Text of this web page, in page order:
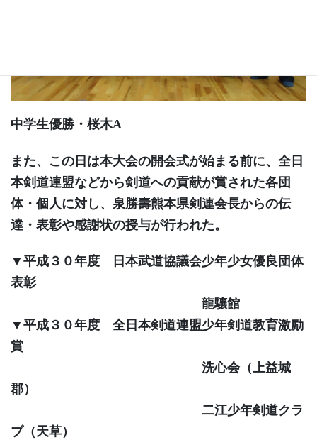
中学生優勝・桜木A
また、この日は本大会の開会式が始まる前に、全日
本剣道連盟などから剣道への貢献が賞された各団
体・個人に対し、泉勝壽熊本県剣連会長からの伝
達・表彰や感謝状の授与が行われた。
▼平成３０年度 日本武道協議会少年少女優良団体
表彰
龍驤館
▼平成３０年度 全日本剣道連盟少年剣道教育激励
賞
洗心会（上益城
郡）
二江少年剣道クラ
ブ（天草）